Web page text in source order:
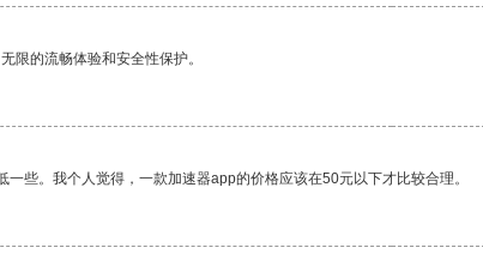
限的流畅体验和安全性保护。
些。我个人觉得，一款加速器app的价格应该在50元以下才比较合理。